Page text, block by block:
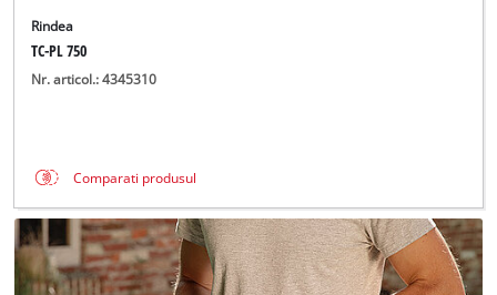
Rindea
TC-PL 750
Nr. articol.: 4345310
Comparati produsul